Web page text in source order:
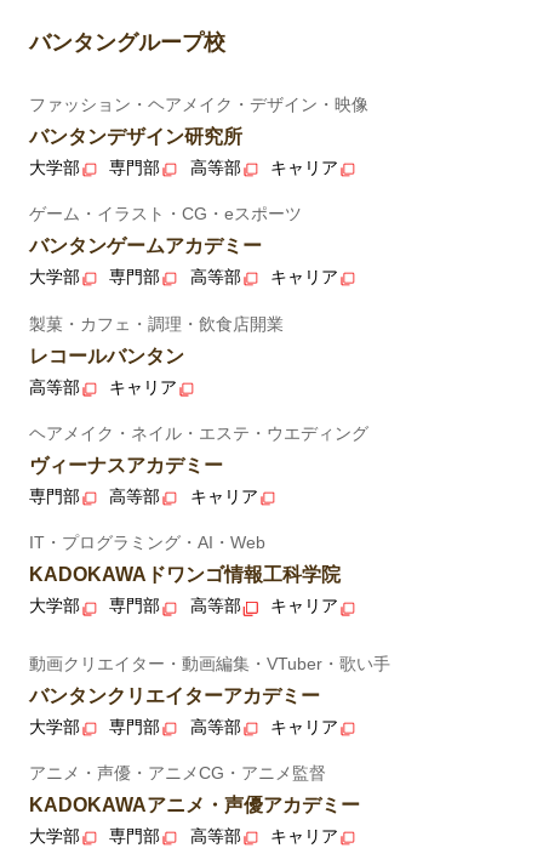
バンタングループ校
ファッション・ヘアメイク・デザイン・映像
バンタンデザイン研究所
大学部 専門部 高等部 キャリア
ゲーム・イラスト・CG・eスポーツ
バンタンゲームアカデミー
大学部 専門部 高等部 キャリア
製菓・カフェ・調理・飲食店開業
レコールバンタン
高等部 キャリア
ヘアメイク・ネイル・エステ・ウエディング
ヴィーナスアカデミー
専門部 高等部 キャリア
IT・プログラミング・AI・Web
KADOKAWAドワンゴ情報工科学院
大学部 専門部 高等部 キャリア
動画クリエイター・動画編集・VTuber・歌い手
バンタンクリエイターアカデミー
大学部 専門部 高等部 キャリア
アニメ・声優・アニメCG・アニメ監督
KADOKAWAアニメ・声優アカデミー
大学部 専門部 高等部 キャリア